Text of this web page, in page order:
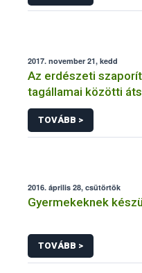
2017. november 21, kedd
Az erdészeti
tagállamai közötti
TOVÁBB >
2016. április 28, csütörtök
Gyermekeknek
TOVÁBB >